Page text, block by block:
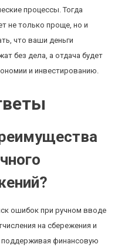
процессы. Тогда
не только проще, но и
что ваши деньги
без дела, а отдача будет
и инвестированию.
ошибок при ручном вводе
на сбережения и
финансовую